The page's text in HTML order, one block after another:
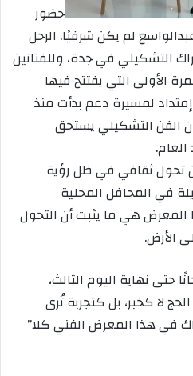
حضور
لم يكن شرفيًا. الرجل
التشكيلي في جدة، وللفنانين
الأولى التي يفتتح فيها
لمسيرة دعم بدأت منذ
الفن التشكيلي يستحق
ثقافي في ظل رؤية
في المحافل المحلية
المعرض هي ما يثبت أن التحول
الأرض.
حتى نهاية اليوم الثالث،
لا كخبر، بل كتجربة تُرى
في هذا المعرض الفني كلا”